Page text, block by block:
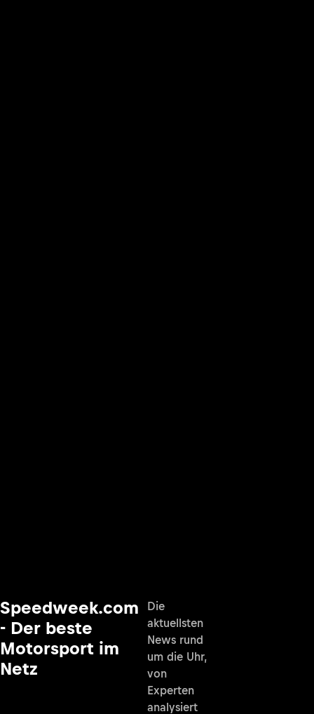
Speedweek.com
- Der beste
Motorsport im
Netz
Die
aktuellsten
News rund
um die Uhr,
von
Experten
analysiert